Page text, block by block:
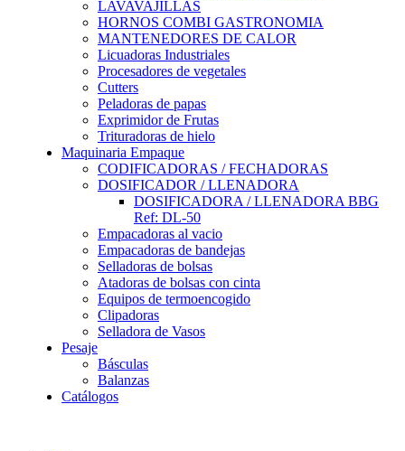
LAVAVAJILLAS
HORNOS COMBI GASTRONOMIA
MANTENEDORES DE CALOR
Licuadoras Industriales
Procesadores de vegetales
Cutters
Peladoras de papas
Exprimidor de Frutas
Trituradoras de hielo
Maquinaria Empaque
CODIFICADORAS / FECHADORAS
DOSIFICADOR / LLENADORA
DOSIFICADORA / LLENADORA BBG
Ref: DL-50
Empacadoras al vacio
Empacadoras de bandejas
Selladoras de bolsas
Atadoras de bolsas con cinta
Equipos de termoencogido
Clipadoras
Selladora de Vasos
Pesaje
Básculas
Balanzas
Catálogos